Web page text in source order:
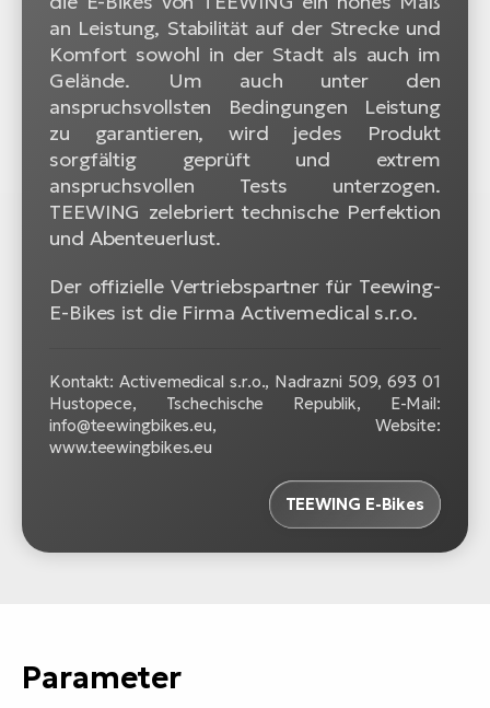
an Leistung, Stabilität auf der Strecke und
Komfort sowohl in der Stadt als auch im
Gelände. Um auch unter den
anspruchsvollsten Bedingungen Leistung
zu garantieren, wird jedes Produkt
sorgfältig geprüft und extrem
anspruchsvollen Tests unterzogen.
TEEWING zelebriert technische Perfektion
und Abenteuerlust.
Der offizielle Vertriebspartner für Teewing-
E-Bikes ist die Firma Activemedical s.r.o.
Kontakt:Activemedical s.r.o., Nadrazni 509, 693 01
Hustopece, Tschechische Republik, E-Mail:
info@teewingbikes.eu, Website:
www.teewingbikes.eu
TEEWING E-Bikes
Parameter